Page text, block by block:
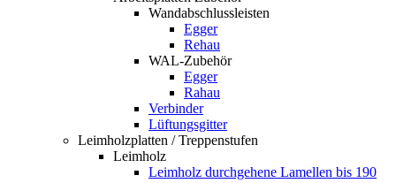
Wandabschlussleisten
Egger
Rehau
WAL-Zubehör
Egger
Rahau
Verbinder
Lüftungsgitter
Leimholzplatten / Treppenstufen
Leimholz
Leimholz durchgehene Lamellen bis 190